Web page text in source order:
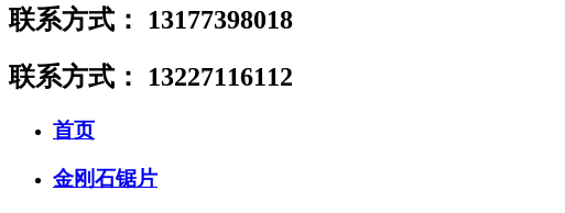
联系方式：
13177398018
联系方式：
13227116112
首页
金刚石锯片